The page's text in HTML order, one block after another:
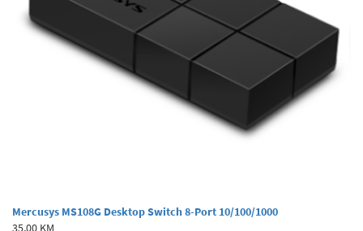
Mercusys MS108G Desktop Switch 8-Port 10/100/1000
35,00 KM